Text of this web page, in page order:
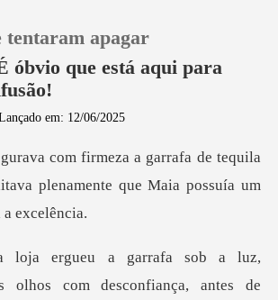
tentaram apagar
óbvio que está aqui para
em: 12/06/2025
tequila
plenamente que
os com desconfiança, antes de